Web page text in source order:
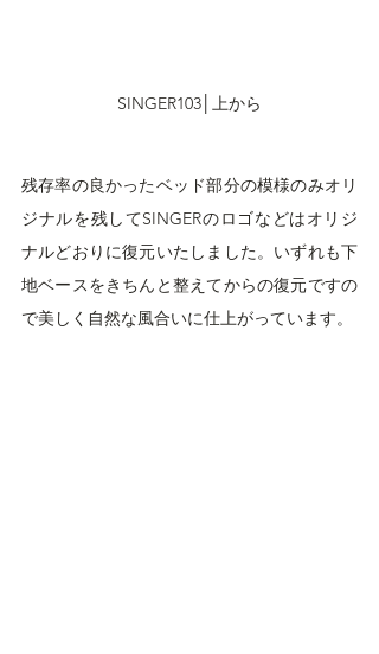
SINGER103│上から
残存率の良かったベッド部分の模様のみオリ
ジナルを残してSINGERのロゴなどはオリジ
ナルどおりに復元いたしました。いずれも下
地ベースをきちんと整えてからの復元ですの
で美しく自然な風合いに仕上がっています。